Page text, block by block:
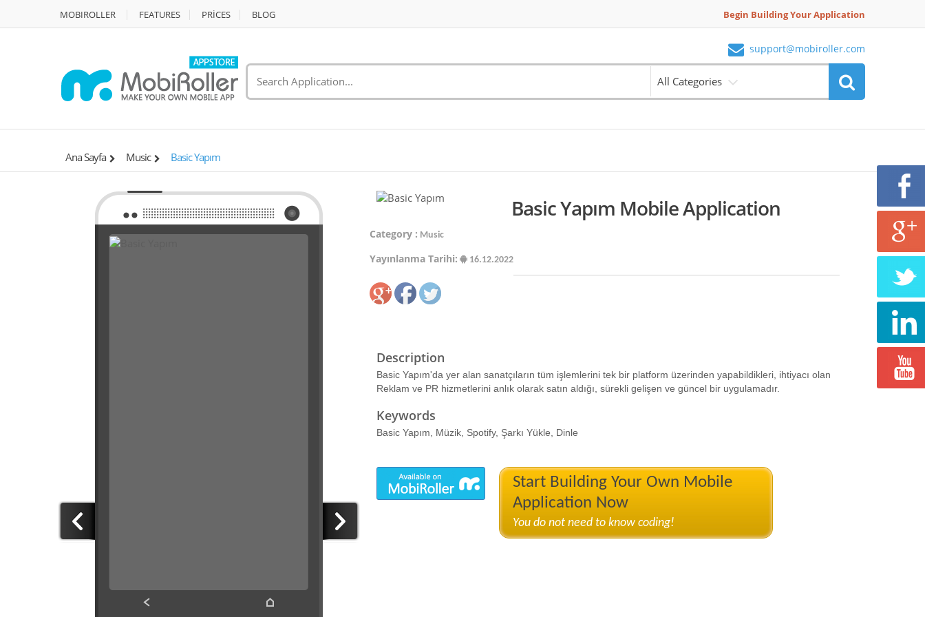
MOBIROLLER FEATURES PRİCES BLOG Begin Building Your Application
support@mobiroller.com
All Categories
Ana Sayfa Music Basic Yapım
Basic Yapım Mobile Application
Category : Music
Yayınlanma Tarihi: 16.12.2022
Description
Basic Yapım'da yer alan sanatçıların tüm işlemlerini tek bir platform üzerinden yapabildikleri, ihtiyacı olan
Reklam ve PR hizmetlerini anlık olarak satın aldığı, sürekli gelişen ve güncel bir uygulamadır.
Keywords
Basic Yapım, Müzik, Spotify, Şarkı Yükle, Dinle
Start Building Your Own Mobile
Application Now
You do not need to know coding!